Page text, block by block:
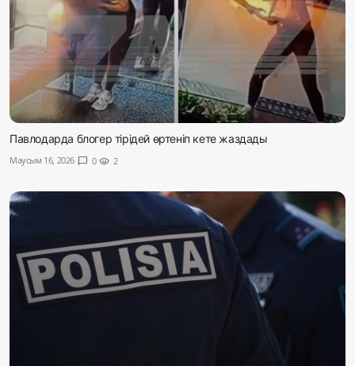
Павлодарда блогер тірідей өртеніп кете жаздады
Маусым 16, 2026 chat_bubble 0 visibility 2